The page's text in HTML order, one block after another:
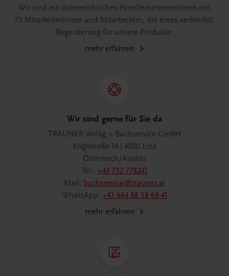
Wir sind ein österreichisches Familienunternehmen mit
75 Mitarbeiterinnen und Mitarbeitern, die eines verbindet:
Begeisterung für unsere Produkte.
mehr erfahren
Wir sind gerne für Sie da
TRAUNER Verlag + Buchservice GmbH
Köglstraße 14 | 4020 Linz
Österreich/Austria
Tel.: +43 732 778241
Mail: buchservice@trauner.at
WhatsApp: +43 664 88 58 69 41
mehr erfahren